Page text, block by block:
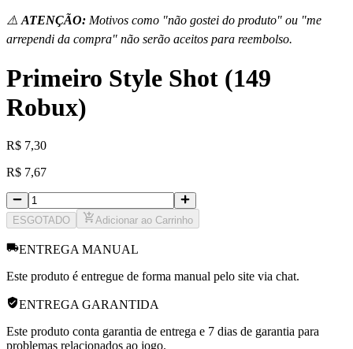
⚠️ ATENÇÃO: Motivos como "não gostei do produto" ou "me
arrependi da compra" não serão aceitos para reembolso.
Primeiro Style Shot (149
Robux)
R$ 7,30
R$ 7,67
ESGOTADO Adicionar ao Carrinho
ENTREGA MANUAL
Este produto é entregue de forma manual pelo site via chat.
ENTREGA GARANTIDA
Este produto conta garantia de entrega e 7 dias de garantia para
problemas relacionados ao jogo.